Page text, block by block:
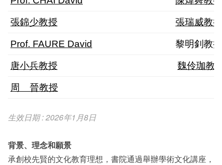
張錦少教授 張瑞威教授
Prof. FAURE David 黎明釗教授
唐小兵教授 魏伶珈教
周 晉教授
生效日期 : 2026年1月8日
背景、理念和願景
承創校先賢的文化教育理想，書院通過舉辦學術文化講座，